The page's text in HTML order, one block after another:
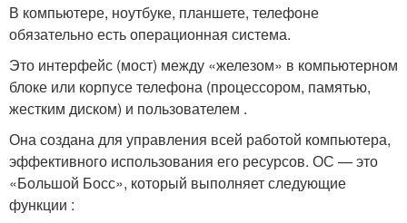
В компьютере, ноутбуке, планшете, телефоне
обязательно есть операционная система.
Это интерфейс (мост) между «железом» в компьютерном
блоке или корпусе телефона (процессором, памятью,
жестким диском) и пользователем .
Она создана для управления всей работой компьютера,
эффективного использования его ресурсов. ОС — это
«Большой Босс», который выполняет следующие
функции :